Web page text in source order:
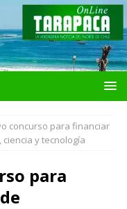
concurso para financiar
y tecnología
para